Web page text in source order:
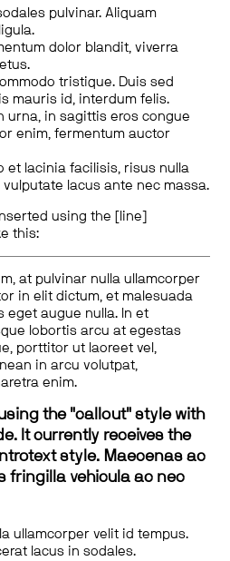
pulvinar. Aliquam
dolor blandit, viverra
tristique. Duis sed
mauris id, interdum felis.
urna, in sagittis eros congue
enim, fermentum auctor
et lacinia facilisis, risus nulla
vulputate lacus ante nec massa.
using the [line]
this:
at pulvinar nulla ullamcorper
in elit dictum, et malesuada
eget augue nulla. In et
lobortis arcu at egestas
porttitor ut laoreet vel,
in arcu volutpat,
enim.
the "callout" style with
It currently receives the
style. Maecenas ac
fringilla vehicula ac nec
ullamcorper velit id tempus.
lacus in sodales.